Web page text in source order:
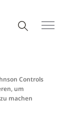
Controls
um
machen